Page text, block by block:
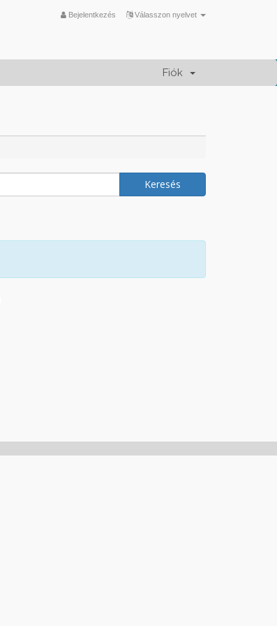
Válasszon nyelvet
Bejelentkezés
Fiók